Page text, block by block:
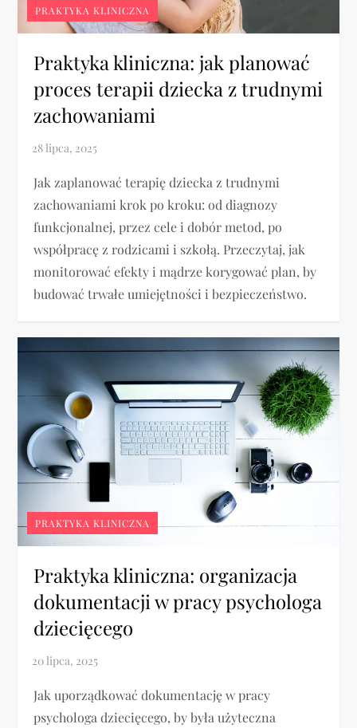
PRAKTYKA KLINICZNA
Praktyka kliniczna: jak planować
proces terapii dziecka z trudnymi
zachowaniami
Jak zaplanować terapię dziecka z trudnymi
zachowaniami krok po kroku: od diagnozy
funkcjonalnej, przez cele i dobór metod, po
współpracę z rodzicami i szkołą. Przeczytaj, jak
monitorować efekty i mądrze korygować plan, by
budować trwałe umiejętności i bezpieczeństwo.
PRAKTYKA KLINICZNA
Praktyka kliniczna: organizacja
dokumentacji w pracy psychologa
dziecięcego
Jak uporządkować dokumentację w pracy
psychologa dziecięcego, by była użyteczna